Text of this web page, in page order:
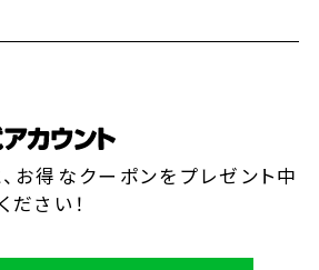
お得なクーポンをプレゼント中
ださい！